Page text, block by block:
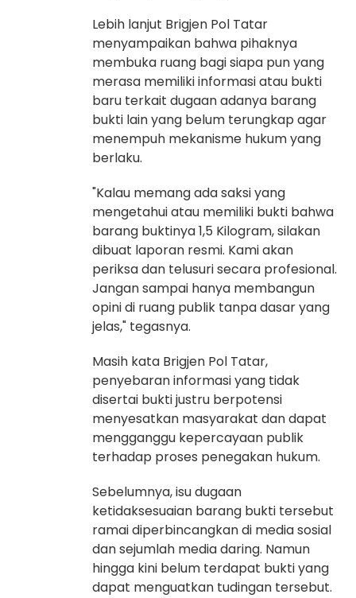
Lebih lanjut Brigjen Pol Tatar
menyampaikan bahwa pihaknya
membuka ruang bagi siapa pun yang
merasa memiliki informasi atau bukti
baru terkait dugaan adanya barang
bukti lain yang belum terungkap agar
menempuh mekanisme hukum yang
berlaku.
"Kalau memang ada saksi yang
mengetahui atau memiliki bukti bahwa
barang buktinya 1,5 Kilogram, silakan
dibuat laporan resmi. Kami akan
periksa dan telusuri secara profesional.
Jangan sampai hanya membangun
opini di ruang publik tanpa dasar yang
jelas," tegasnya.
Masih kata Brigjen Pol Tatar,
penyebaran informasi yang tidak
disertai bukti justru berpotensi
menyesatkan masyarakat dan dapat
mengganggu kepercayaan publik
terhadap proses penegakan hukum.
Sebelumnya, isu dugaan
ketidaksesuaian barang bukti tersebut
ramai diperbincangkan di media sosial
dan sejumlah media daring. Namun
hingga kini belum terdapat bukti yang
dapat menguatkan tudingan tersebut.